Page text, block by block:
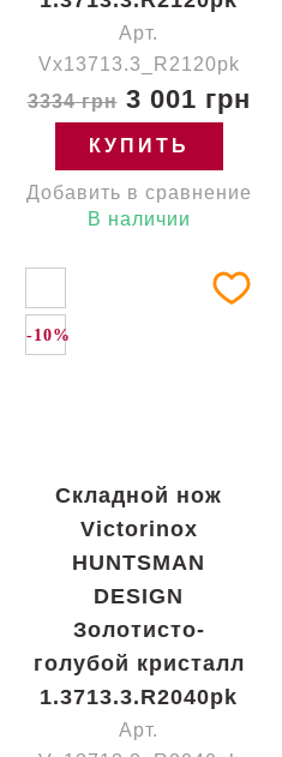
Арт.
Vx13713.3_R2120pk
3334 грн3 001 грн
КУПИТЬ
Добавить в сравнение
В наличии
-10%
Складной нож
Victorinox
HUNTSMAN
DESIGN
Золотисто-
голубой кристалл
1.3713.3.R2040pk
Арт.